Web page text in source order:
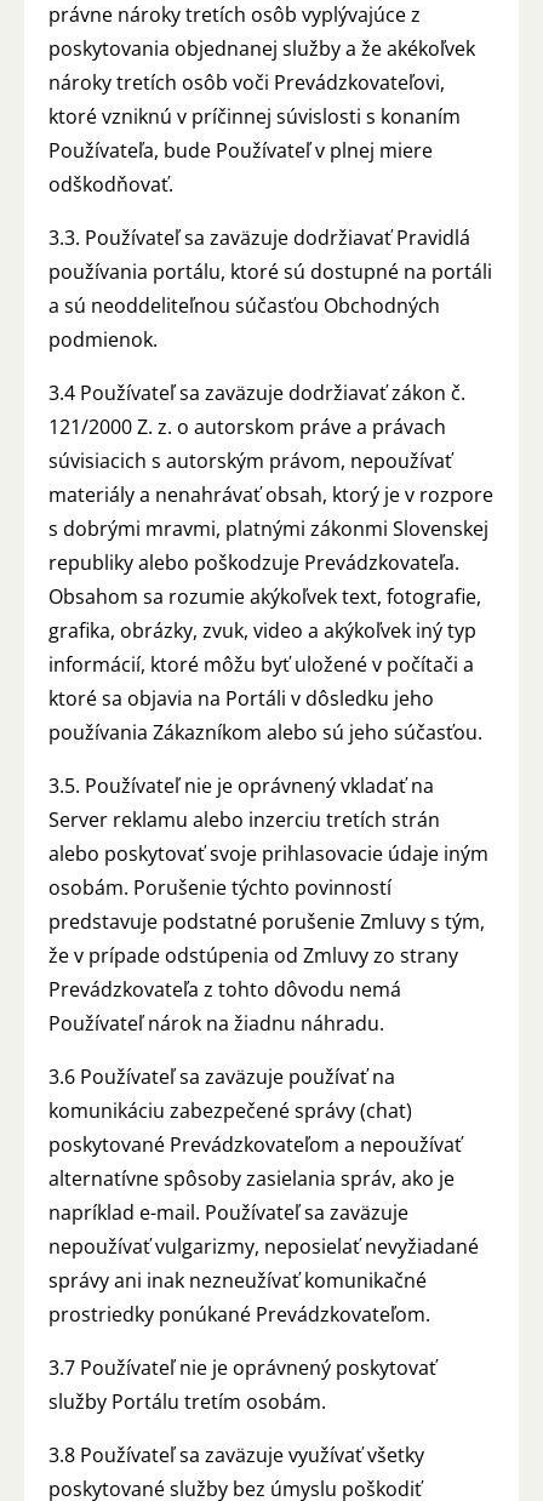
právne nároky tretích osôb vyplývajúce z
poskytovania objednanej služby a že akékoľvek
nároky tretích osôb voči Prevádzkovateľovi,
ktoré vzniknú v príčinnej súvislosti s konaním
Používateľa, bude Používateľ v plnej miere
odškodňovať.
3.3. Používateľ sa zaväzuje dodržiavať Pravidlá
používania portálu, ktoré sú dostupné na portáli
a sú neoddeliteľnou súčasťou Obchodných
podmienok.
3.4 Používateľ sa zaväzuje dodržiavať zákon č.
121/2000 Z. z. o autorskom práve a právach
súvisiacich s autorským právom, nepoužívať
materiály a nenahrávať obsah, ktorý je v rozpore
s dobrými mravmi, platnými zákonmi Slovenskej
republiky alebo poškodzuje Prevádzkovateľa.
Obsahom sa rozumie akýkoľvek text, fotografie,
grafika, obrázky, zvuk, video a akýkoľvek iný typ
informácií, ktoré môžu byť uložené v počítači a
ktoré sa objavia na Portáli v dôsledku jeho
používania Zákazníkom alebo sú jeho súčasťou.
3.5. Používateľ nie je oprávnený vkladať na
Server reklamu alebo inzerciu tretích strán
alebo poskytovať svoje prihlasovacie údaje iným
osobám. Porušenie týchto povinností
predstavuje podstatné porušenie Zmluvy s tým,
že v prípade odstúpenia od Zmluvy zo strany
Prevádzkovateľa z tohto dôvodu nemá
Používateľ nárok na žiadnu náhradu.
3.6 Používateľ sa zaväzuje používať na
komunikáciu zabezpečené správy (chat)
poskytované Prevádzkovateľom a nepoužívať
alternatívne spôsoby zasielania správ, ako je
napríklad e-mail. Používateľ sa zaväzuje
nepoužívať vulgarizmy, neposielať nevyžiadané
správy ani inak nezneužívať komunikačné
prostriedky ponúkané Prevádzkovateľom.
3.7 Používateľ nie je oprávnený poskytovať
služby Portálu tretím osobám.
3.8 Používateľ sa zaväzuje využívať všetky
poskytované služby bez úmyslu poškodiť